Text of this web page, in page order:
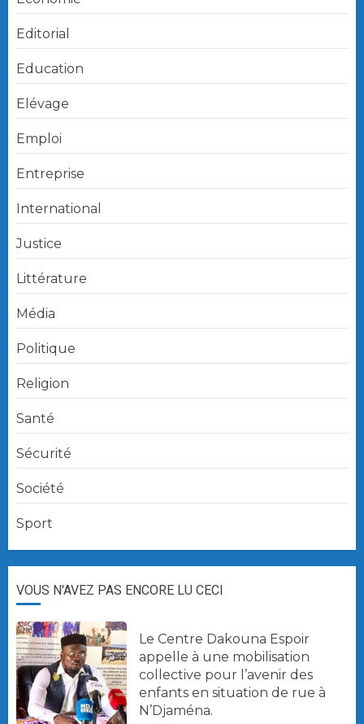
Editorial
Education
Elévage
Emploi
Entreprise
International
Justice
Littérature
Média
Politique
Religion
Santé
Sécurité
Société
Sport
VOUS N'AVEZ PAS ENCORE LU CECI
Le Centre Dakouna Espoir
appelle à une mobilisation
collective pour l’avenir des
enfants en situation de rue à
N’Djaména.